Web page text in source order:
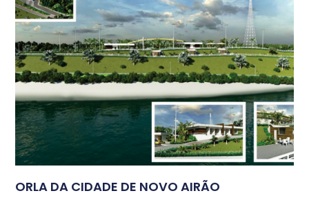
ORLA DA CIDADE DE NOVO AIRÃO